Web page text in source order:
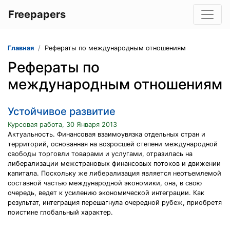
Freepapers
Главная Рефераты по международным отношениям
Рефераты по
международным отношениям
Устойчивое развитие
Курсовая работа, 30 Января 2013
Актуальность. Финансовая взаимоувязка отдельных стран и
территорий, основанная на возросшей степени международной
свободы торговли товарами и услугами, отразилась на
либерализации межстрановых финансовых потоков и движении
капитала. Поскольку же либерализация является неотъемлемой
составной частью международной экономики, она, в свою
очередь, ведет к усилению экономической интеграции. Как
результат, интеграция перешагнула очередной рубеж, приобретя
поистине глобальный характер.